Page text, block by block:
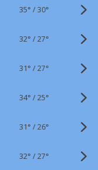
35° /30°
32° /27°
31° /27°
34° /25°
31° /26°
32° /27°